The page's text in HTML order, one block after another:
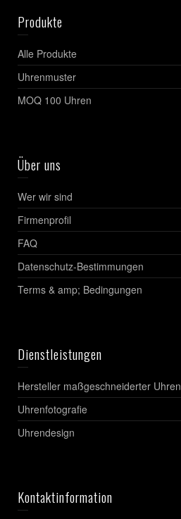
Produkte
Alle Produkte
Uhrenmuster
MOQ 100 Uhren
Über uns
Wer wir sind
Firmenprofil
FAQ
Datenschutz-Bestimmungen
Terms & amp; Bedingungen
Dienstleistungen
Hersteller maßgeschneiderter Uhren
Uhrenfotografie
Uhrendesign
Kontaktinformation